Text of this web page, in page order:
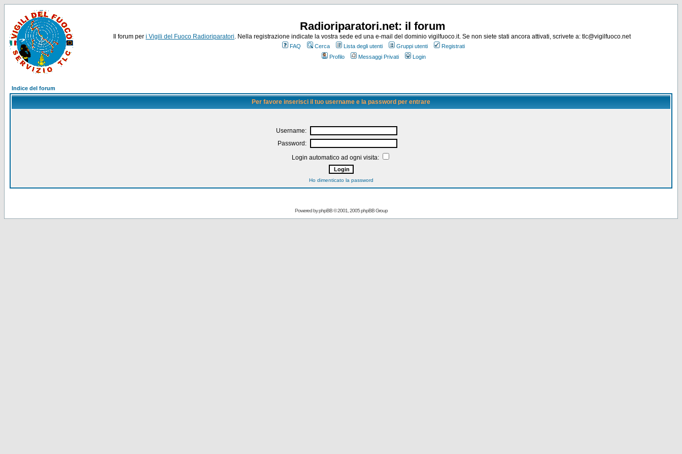
Radioriparatori.net: il forum
Il forum per i Vigili del Fuoco Radioriparatori. Nella registrazione indicate la vostra sede ed una e-mail del dominio vigilfuoco.it. Se non siete stati ancora attivati, scrivete a: tlc@vigilfuoco.net
FAQ Cerca Lista degli utenti Gruppi utenti
Registrati
Profilo
Messaggi Privati Login
Indice del forum
Per favore inserisci il tuo username e la password per entrare
Username:
Password:
Login automatico ad ogni visita:
Ho dimenticato la password
Powered byphpBB© 2001, 2005 phpBB Group